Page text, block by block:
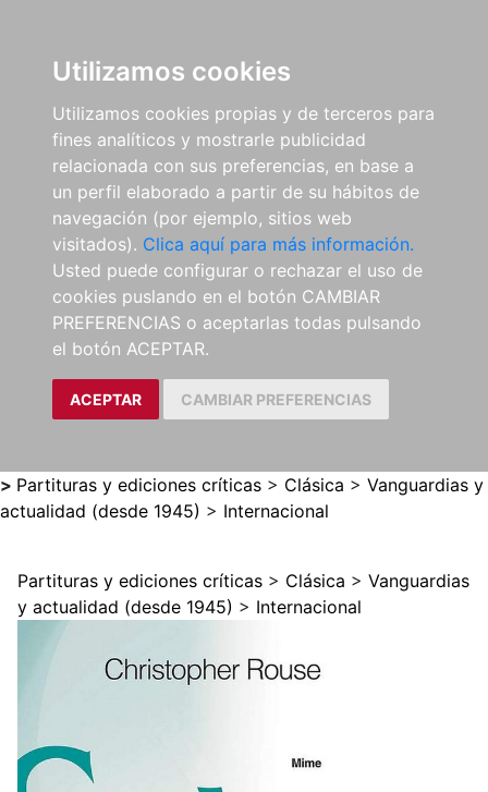
Utilizamos cookies
Utilizamos cookies propias y de terceros para
fines analíticos y mostrarle publicidad
relacionada con sus preferencias, en base a
un perfil elaborado a partir de su hábitos de
navegación (por ejemplo, sitios web
visitados). Clica aquí para más información.
Usted puede configurar o rechazar el uso de
cookies puslando en el botón CAMBIAR
PREFERENCIAS o aceptarlas todas pulsando
el botón ACEPTAR.
ACEPTAR CAMBIAR PREFERENCIAS
> Partituras y ediciones críticas > Clásica > Vanguardias y
actualidad (desde 1945) > Internacional
Partituras y ediciones críticas > Clásica > Vanguardias
y actualidad (desde 1945) > Internacional